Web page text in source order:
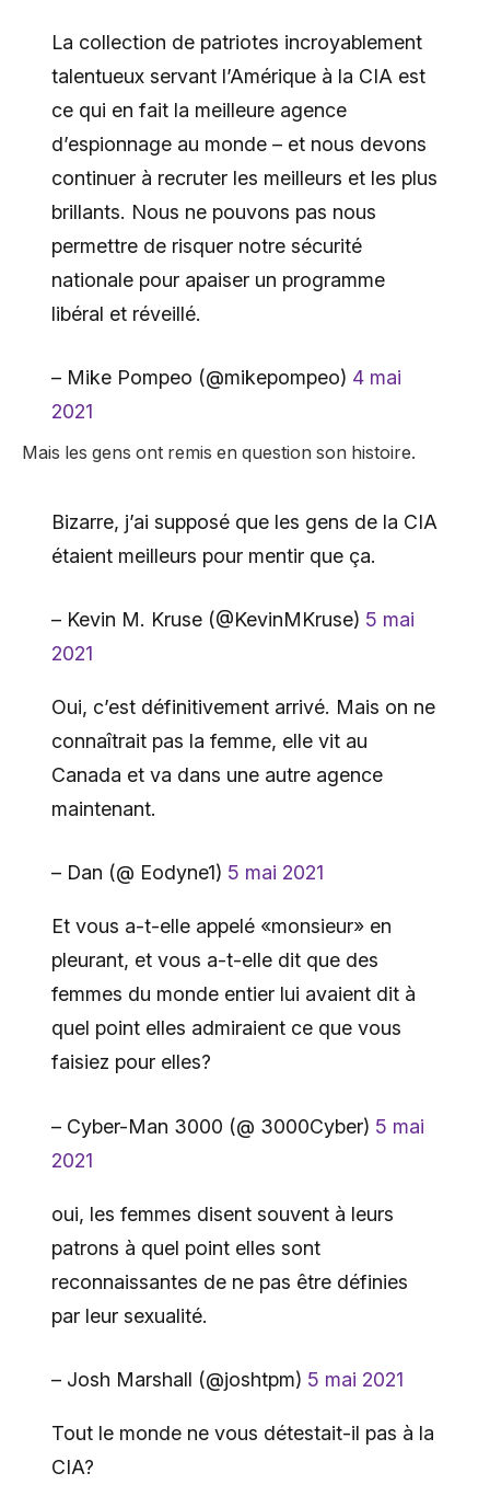
La collection de patriotes incroyablement
talentueux servant l’Amérique à la CIA est
ce qui en fait la meilleure agence
d’espionnage au monde – et nous devons
continuer à recruter les meilleurs et les plus
brillants. Nous ne pouvons pas nous
permettre de risquer notre sécurité
nationale pour apaiser un programme
libéral et réveillé.
– Mike Pompeo (@mikepompeo) 4 mai
2021
Mais les gens ont remis en question son histoire.
Bizarre, j’ai supposé que les gens de la CIA
étaient meilleurs pour mentir que ça.
– Kevin M. Kruse (@KevinMKruse) 5 mai
2021
Oui, c’est définitivement arrivé. Mais on ne
connaîtrait pas la femme, elle vit au
Canada et va dans une autre agence
maintenant.
– Dan (@ Eodyne1) 5 mai 2021
Et vous a-t-elle appelé «monsieur» en
pleurant, et vous a-t-elle dit que des
femmes du monde entier lui avaient dit à
quel point elles admiraient ce que vous
faisiez pour elles?
– Cyber-Man 3000 (@ 3000Cyber) 5 mai
2021
oui, les femmes disent souvent à leurs
patrons à quel point elles sont
reconnaissantes de ne pas être définies
par leur sexualité.
– Josh Marshall (@joshtpm) 5 mai 2021
Tout le monde ne vous détestait-il pas à la
CIA?